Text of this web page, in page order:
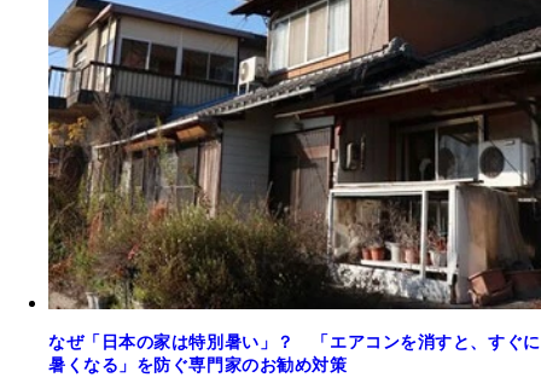
なぜ「日本の家は特別暑い」？ 「エアコンを消すと、すぐに
暑くなる」を防ぐ専門家のお勧め対策